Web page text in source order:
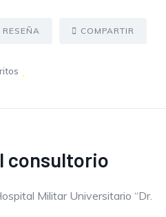
RESEÑA COMPARTIR
consultorio
Militar Universitario “Dr.